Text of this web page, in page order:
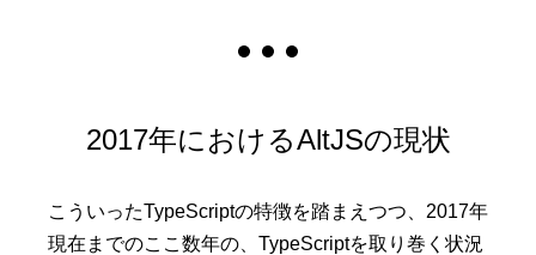
2017年におけるAltJSの現状
こういったTypeScriptの特徴を踏まえつつ、2017年
現在までのここ数年の、TypeScriptを取り巻く状況